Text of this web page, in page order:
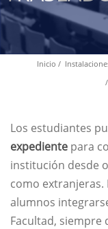
Inicio
Los estudiantes
expediente para
institución desde
como
alumnos
Facultad,